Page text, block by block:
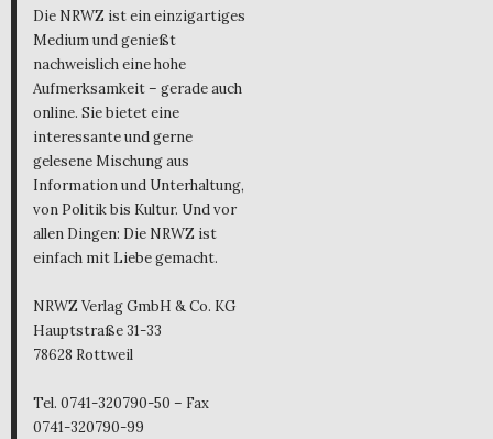
Die NRWZ ist ein einzigartiges
Medium und genießt
nachweislich eine hohe
Aufmerksamkeit – gerade auch
online. Sie bietet eine
interessante und gerne
gelesene Mischung aus
Information und Unterhaltung,
von Politik bis Kultur. Und vor
allen Dingen: Die NRWZ ist
einfach mit Liebe gemacht.
NRWZ Verlag GmbH & Co. KG
Hauptstraße 31-33
78628 Rottweil
Tel. 0741-320790-50 – Fax
0741-320790-99